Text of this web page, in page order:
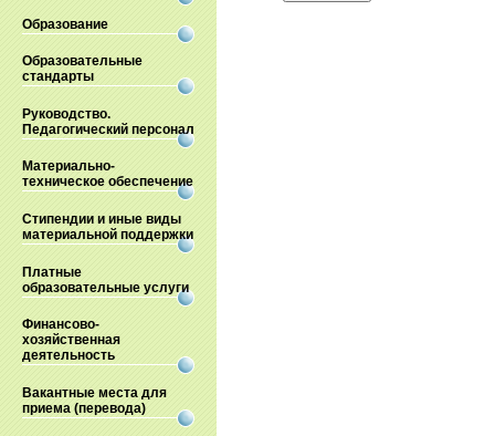
Образование
Образовательные
стандарты
Руководство.
Педагогический персонал
Материально-
техническое обеспечение
Стипендии и иные виды
материальной поддержки
Платные
образовательные услуги
Финансово-
хозяйственная
деятельность
Вакантные места для
приема (перевода)